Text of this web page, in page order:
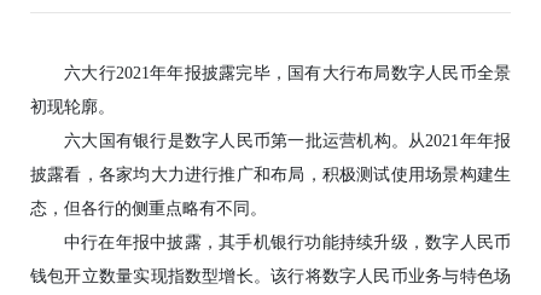
六大行2021年年报披露完毕，国有大行布局数字人民币全景
初现轮廓。
六大国有银行是数字人民币第一批运营机构。从2021年年报
披露看，各家均大力进行推广和布局，积极测试使用场景构建生
态，但各行的侧重点略有不同。
中行在年报中披露，其手机银行功能持续升级，数字人民币
钱包开立数量实现指数型增长。该行将数字人民币业务与特色场